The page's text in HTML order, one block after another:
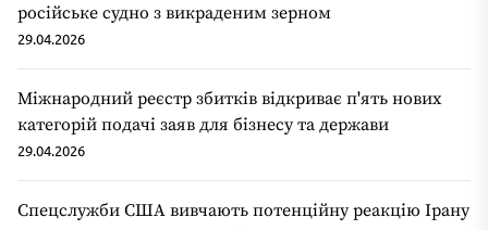
російське судно з викраденим зерном
29.04.2026
Міжнародний реєстр збитків відкриває п'ять нових
категорій подачі заяв для бізнесу та держави
29.04.2026
Спецслужби США вивчають потенційну реакцію Ірану